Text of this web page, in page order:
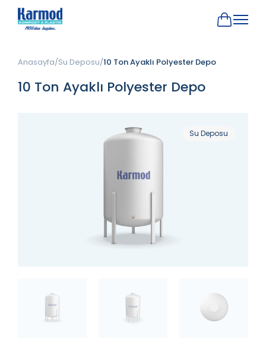
Anasayfa Su Deposu 10 Ton Ayaklı Polyester Depo
10 Ton Ayaklı Polyester Depo
Su Deposu